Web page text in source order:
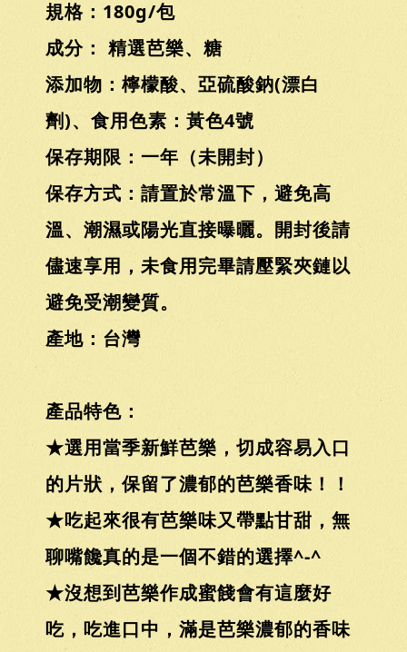
規格：180g/包
成分： 精選芭樂、糖
添加物：檸檬酸、亞硫酸鈉(漂白
劑)、食用色素：黃色4號
保存期限：一年（未開封）
保存方式：請置於常溫下，避免高
溫、潮濕或陽光直接曝曬。開封後請
儘速享用，未食用完畢請壓緊夾鏈以
避免受潮變質。
產地：台灣
產品特色：
★選用當季新鮮芭樂，切成容易入口
的片狀，保留了濃郁的芭樂香味！！
★吃起來很有芭樂味又帶點甘甜，無
聊嘴饞真的是一個不錯的選擇^-^
★沒想到芭樂作成蜜餞會有這麼好
吃，吃進口中，滿是芭樂濃郁的香味